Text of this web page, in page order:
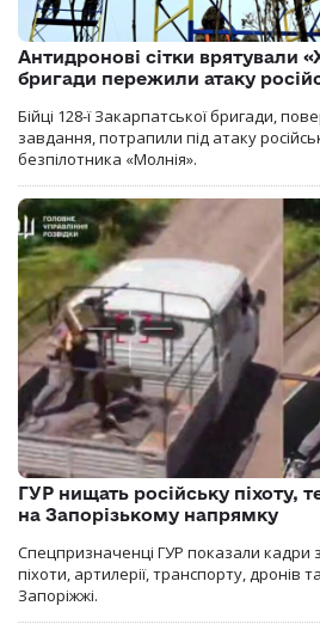
Антидронові сітки врятували
бригади пережили атаку
Бійці 128-ї Закарпатської бригади,
завдання, потрапили під атаку
безпілотника «Молнія».
ГУР нищать російську піхоту,
на Запорізькому напрямку
Спецпризначенці ГУР показали кадри
піхоти, артилерії, транспорту, дронів
Запоріжжі.